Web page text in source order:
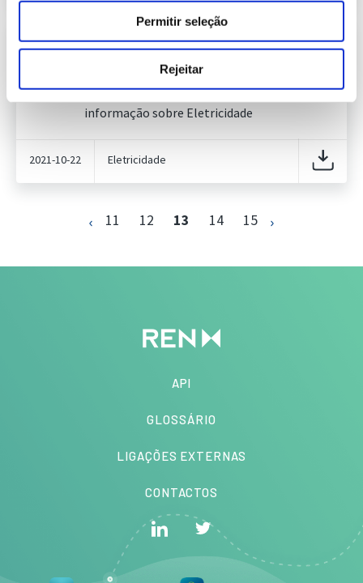
Permitir seleção
Rejeitar
Informação Semanal do Sistema
Publicação com periodicidade semanal, com
informação sobre Eletricidade
2021-10-22 Eletricidade
11 12 13 14 15
API
GLOSSÁRIO
LIGAÇÕES EXTERNAS
CONTACTOS